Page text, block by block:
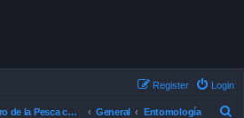
Login
Register
El Foro de la Pesca con Mosca en Chile General Entomología